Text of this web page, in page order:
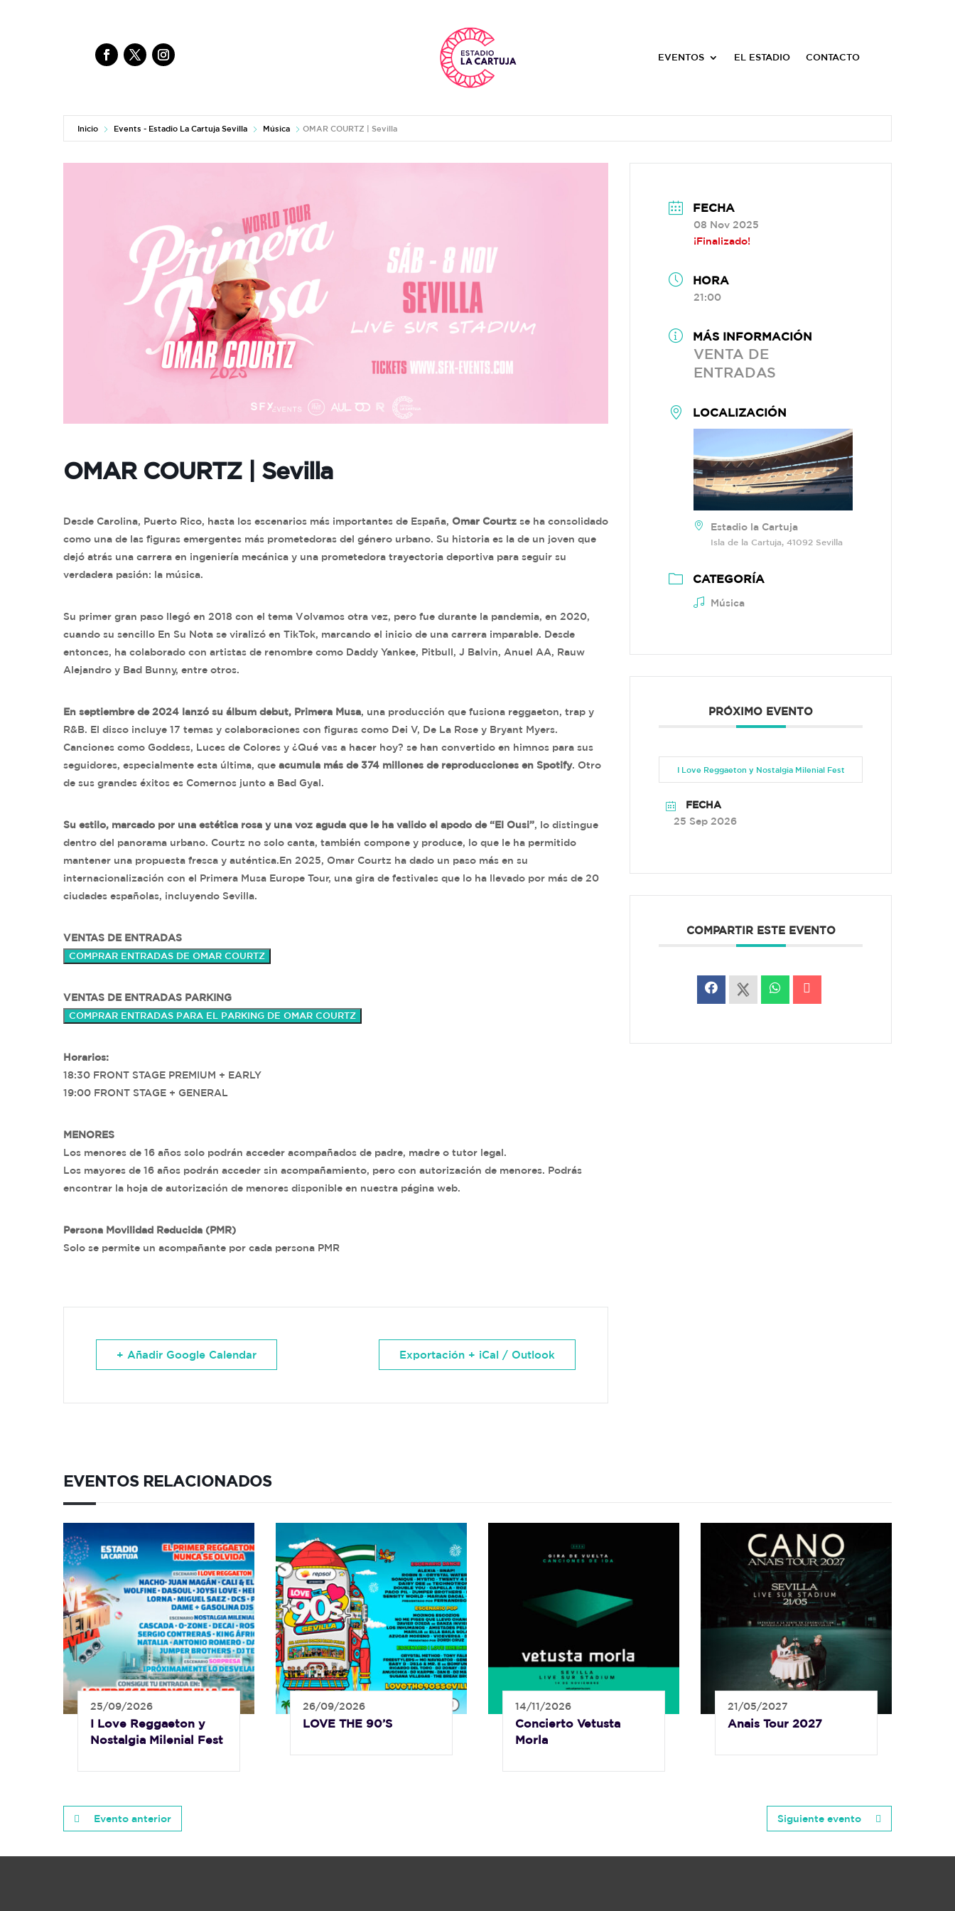
EVENTOS EL ESTADIO CONTACTO
Inicio Events - Estadio La Cartuja Sevilla Música OMAR COURTZ | Sevilla
OMAR COURTZ | Sevilla
Desde Carolina, Puerto Rico, hasta los escenarios más importantes de España, Omar Courtz se ha consolidado
como una de las figuras emergentes más prometedoras del género urbano. Su historia es la de un joven que
dejó atrás una carrera en ingeniería mecánica y una prometedora trayectoria deportiva para seguir su
verdadera pasión: la música.
Su primer gran paso llegó en 2018 con el tema Volvamos otra vez, pero fue durante la pandemia, en 2020,
cuando su sencillo En Su Nota se viralizó en TikTok, marcando el inicio de una carrera imparable. Desde
entonces, ha colaborado con artistas de renombre como Daddy Yankee, Pitbull, J Balvin, Anuel AA, Rauw
Alejandro y Bad Bunny, entre otros.
En septiembre de 2024 lanzó su álbum debut, Primera Musa, una producción que fusiona reggaeton, trap y
R&B. El disco incluye 17 temas y colaboraciones con figuras como Dei V, De La Rose y Bryant Myers.
Canciones como Goddess, Luces de Colores y ¿Qué vas a hacer hoy? se han convertido en himnos para sus
seguidores, especialmente esta última, que acumula más de 374 millones de reproducciones en Spotify. Otro
de sus grandes éxitos es Comernos junto a Bad Gyal.
Su estilo, marcado por una estética rosa y una voz aguda que le ha valido el apodo de “El Ousi”, lo distingue
dentro del panorama urbano. Courtz no solo canta, también compone y produce, lo que le ha permitido
mantener una propuesta fresca y auténtica.En 2025, Omar Courtz ha dado un paso más en su
internacionalización con el Primera Musa Europe Tour, una gira de festivales que lo ha llevado por más de 20
ciudades españolas, incluyendo Sevilla.
VENTAS DE ENTRADAS
COMPRAR ENTRADAS DE OMAR COURTZ
VENTAS DE ENTRADAS PARKING
COMPRAR ENTRADAS PARA EL PARKING DE OMAR COURTZ
Horarios:
18:30 FRONT STAGE PREMIUM + EARLY
19:00 FRONT STAGE + GENERAL
MENORES
Los menores de 16 años solo podrán acceder acompañados de padre, madre o tutor legal.
Los mayores de 16 años podrán acceder sin acompañamiento, pero con autorización de menores. Podrás
encontrar la hoja de autorización de menores disponible en nuestra página web.
Persona Movilidad Reducida (PMR)
Solo se permite un acompañante por cada persona PMR
+ Añadir Google Calendar Exportación + iCal / Outlook
FECHA
08 Nov 2025
¡Finalizado!
HORA
21:00
MÁS INFORMACIÓN
VENTA DE
ENTRADAS
LOCALIZACIÓN
Estadio la Cartuja
Isla de la Cartuja, 41092 Sevilla
CATEGORÍA
Música
PRÓXIMO EVENTO
I Love Reggaeton y Nostalgia Milenial Fest
FECHA
25 Sep 2026
COMPARTIR ESTE EVENTO
EVENTOS RELACIONADOS
25/09/2026
I Love Reggaeton y
Nostalgia Milenial Fest
26/09/2026
LOVE THE 90’S
14/11/2026
Concierto Vetusta
Morla
21/05/2027
Anais Tour 2027
Evento anterior Siguiente evento